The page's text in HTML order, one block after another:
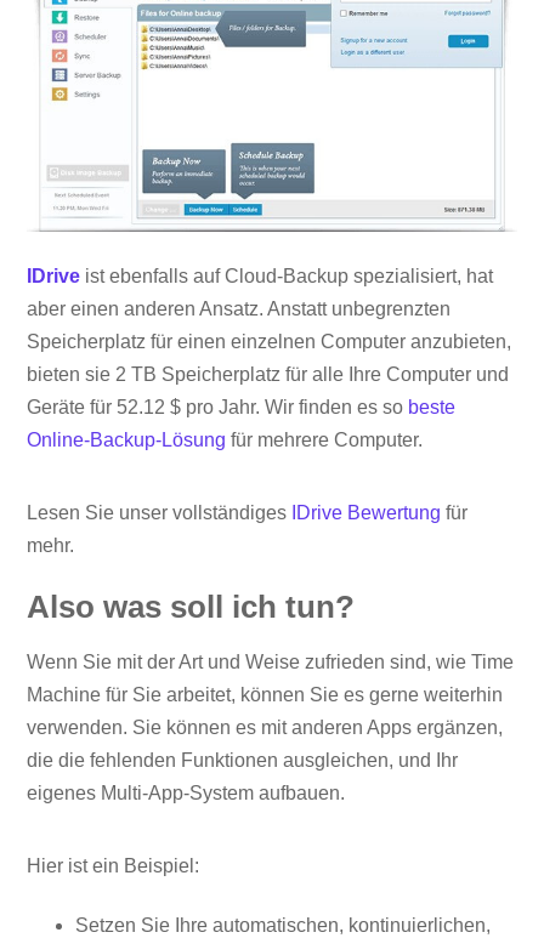
IDrive ist ebenfalls auf Cloud-Backup spezialisiert, hat
aber einen anderen Ansatz. Anstatt unbegrenzten
Speicherplatz für einen einzelnen Computer anzubieten,
bieten sie 2 TB Speicherplatz für alle Ihre Computer und
Geräte für 52.12 $ pro Jahr. Wir finden es so beste
Online-Backup-Lösung für mehrere Computer.
Lesen Sie unser vollständiges IDrive Bewertung für
mehr.
Also was soll ich tun?
Wenn Sie mit der Art und Weise zufrieden sind, wie Time
Machine für Sie arbeitet, können Sie es gerne weiterhin
verwenden. Sie können es mit anderen Apps ergänzen,
die die fehlenden Funktionen ausgleichen, und Ihr
eigenes Multi-App-System aufbauen.
Hier ist ein Beispiel:
Setzen Sie Ihre automatischen, kontinuierlichen,